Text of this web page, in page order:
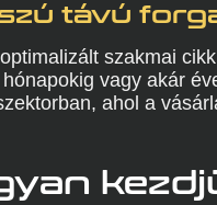
távú
szakmai
hónapokig vagy akár
ahol a